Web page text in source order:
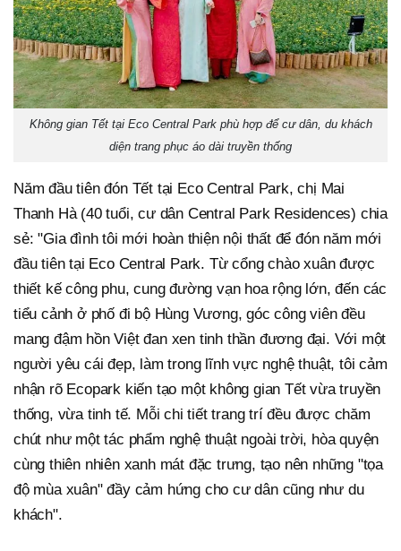
Không gian Tết tại Eco Central Park phù hợp để cư dân, du khách
diện trang phục áo dài truyền thống
Năm đầu tiên đón Tết tại Eco Central Park, chị Mai
Thanh Hà (40 tuổi, cư dân Central Park Residences) chia
sẻ: "Gia đình tôi mới hoàn thiện nội thất để đón năm mới
đầu tiên tại Eco Central Park. Từ cổng chào xuân được
thiết kế công phu, cung đường vạn hoa rộng lớn, đến các
tiểu cảnh ở phố đi bộ Hùng Vương, góc công viên đều
mang đậm hồn Việt đan xen tinh thần đương đại. Với một
người yêu cái đẹp, làm trong lĩnh vực nghệ thuật, tôi cảm
nhận rõ Ecopark kiến tạo một không gian Tết vừa truyền
thống, vừa tinh tế. Mỗi chi tiết trang trí đều được chăm
chút như một tác phẩm nghệ thuật ngoài trời, hòa quyện
cùng thiên nhiên xanh mát đặc trưng, tạo nên những "tọa
độ mùa xuân" đầy cảm hứng cho cư dân cũng như du
khách".